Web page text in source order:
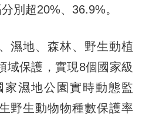
別超20%、36.9%。
地、森林、野生動植
域保護，實現8個國家級
家濕地公園實時動態監
野生動物物種數保護率